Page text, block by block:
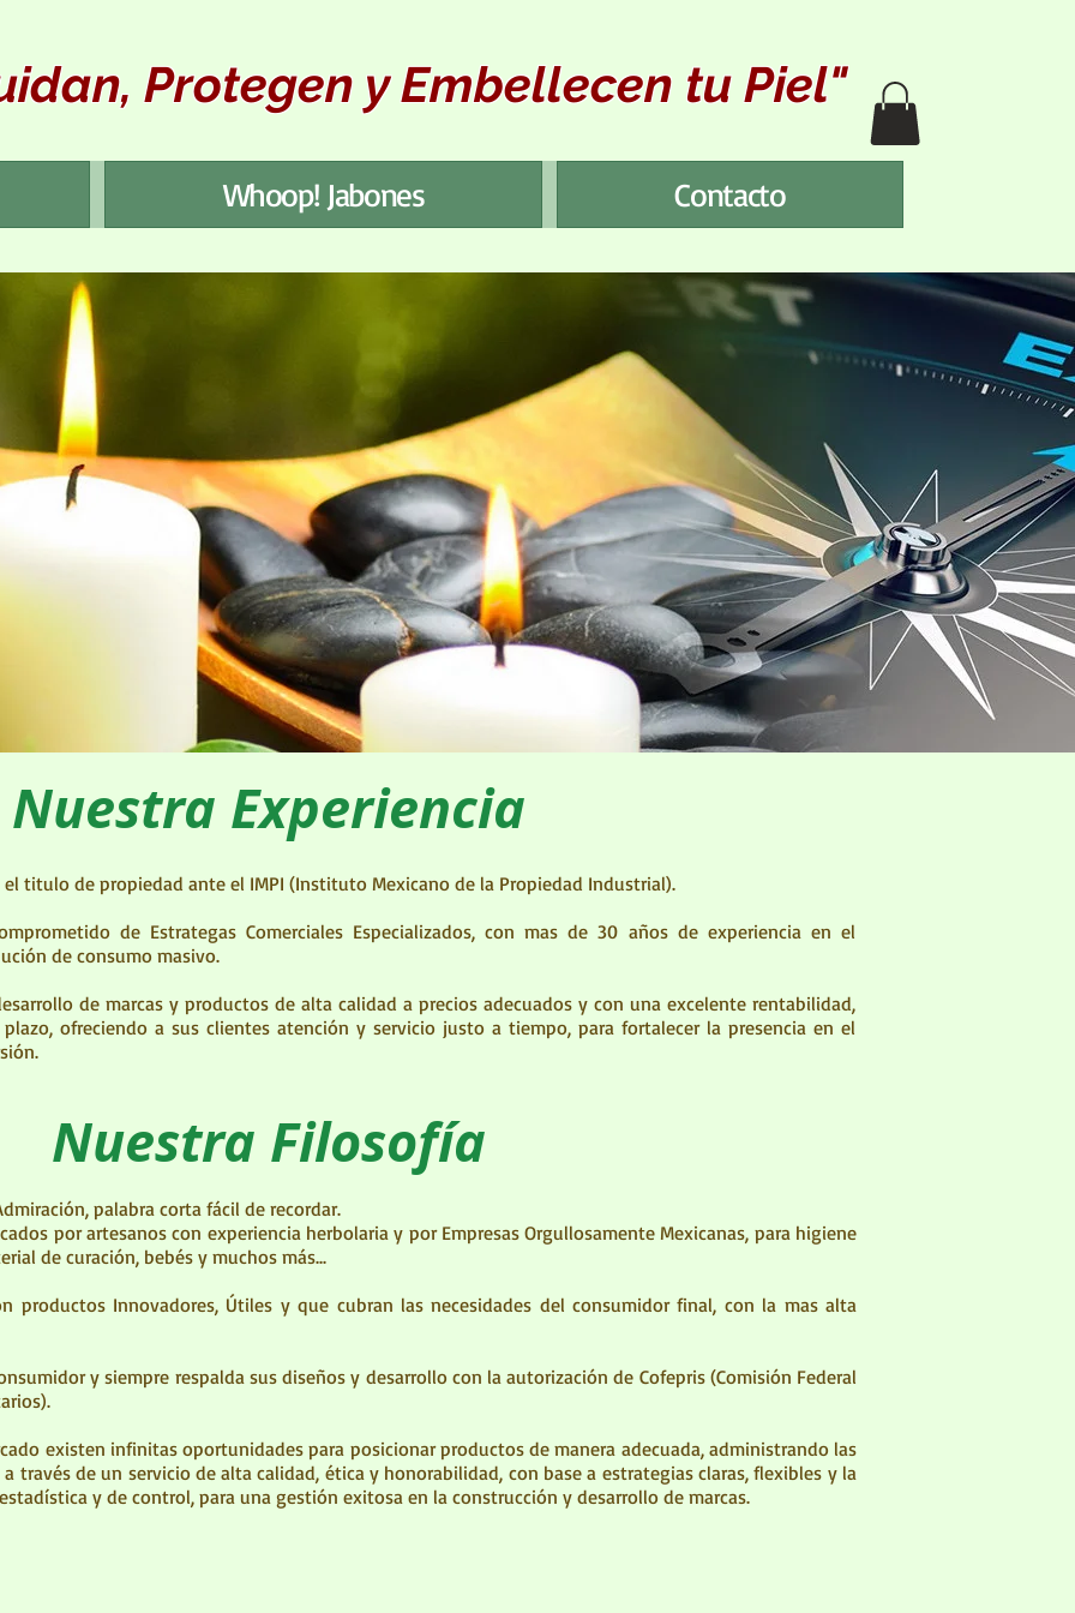
Protegen y Embellecen tu Piel"
Whoop! Jabones Contacto
Nuestra Experiencia
el titulo de propiedad ante el IMPI (Instituto Mexicano de la Propiedad Industrial).
de Estrategas Comerciales Especializados, con mas de 30 años de experiencia en el
de consumo masivo.
de marcas y productos de alta calidad a precios adecuados y con una excelente rentabilidad,
ofreciendo a sus clientes atención y servicio justo a tiempo, para fortalecer la presencia en el
Nuestra Filosofía
palabra corta fácil de recordar.
por artesanos con experiencia herbolaria y por Empresas Orgullosamente Mexicanas, para higiene
de curación, bebés y muchos más...
productos Innovadores, Útiles y que cubran las necesidades del consumidor final, con la mas alta
y siempre respalda sus diseños y desarrollo con la autorización de Cofepris (Comisión Federal
existen infinitas oportunidades para posicionar productos de manera adecuada, administrando las
través de un servicio de alta calidad, ética y honorabilidad, con base a estrategias claras, flexibles y la
y de control, para una gestión exitosa en la construcción y desarrollo de marcas.